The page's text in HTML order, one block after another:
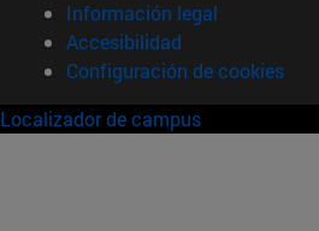
Información legal
Accesibilidad
Configuración de cookies
Localizador de campus